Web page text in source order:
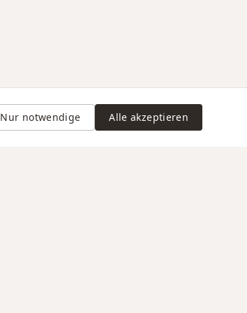
Nur notwendige Alle akzeptieren